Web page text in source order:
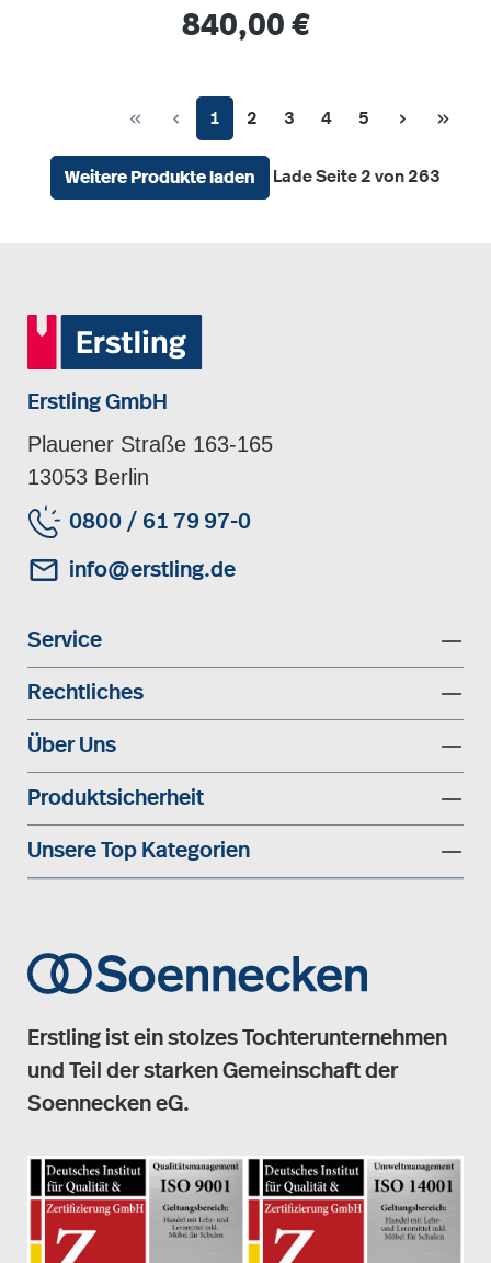
Regulärer Preis:
840,00 €
Seite
1 Seite
2 Seite
3 Seite
4 Seite
5
Weitere Produkte laden Lade Seite 2 von 263
Erstling GmbH
Plauener Straße 163-165
13053 Berlin
0800 / 61 79 97-0
info@erstling.de
Service
Rechtliches
Über Uns
Produktsicherheit
Unsere Top Kategorien
Erstling ist ein stolzes Tochterunternehmen
und Teil der starken Gemeinschaft der
Soennecken eG.